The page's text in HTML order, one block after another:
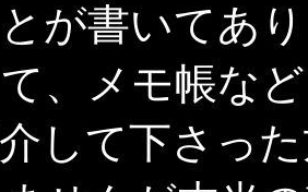
が書いてあ
、メモ帳な
して下さっ